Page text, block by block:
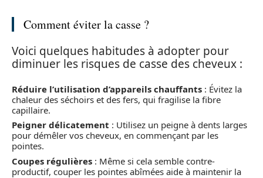
Comment éviter la casse ?
Voici quelques habitudes à adopter pour
diminuer les risques de casse des cheveux :
Réduire l’utilisation d’appareils chauffants : Évitez la
chaleur des séchoirs et des fers, qui fragilise la fibre
capillaire.
Peigner délicatement : Utilisez un peigne à dents larges
pour démêler vos cheveux, en commençant par les
pointes.
Coupes régulières : Même si cela semble contre-
productif, couper les pointes abîmées aide à maintenir la